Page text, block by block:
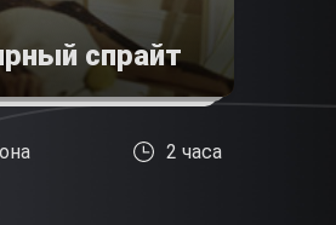
спрайт
2 часа